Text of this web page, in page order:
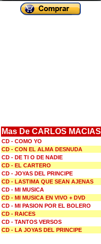
Mas De CARLOS MACIAS
CD - COMO YO
CD - CON EL ALMA DESNUDA
CD - DE TI O DE NADIE
CD - EL CARTERO
CD - JOYAS DEL PRINCIPE
CD - LASTIMA QUE SEAN AJENAS
CD - MI MUSICA
CD - MI MUSICA EN VIVO + DVD
CD - MI PASION POR EL BOLERO
CD - RAICES
CD - TANTOS VERSOS
CD - LA JOYAS DEL PRINCIPE